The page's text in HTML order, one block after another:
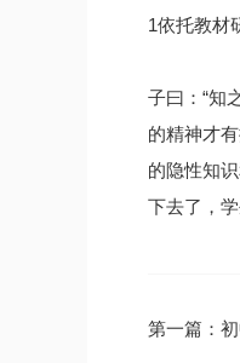
1依托教材
子曰：“知
的精神才
的隐性知
下去了，
第一篇：